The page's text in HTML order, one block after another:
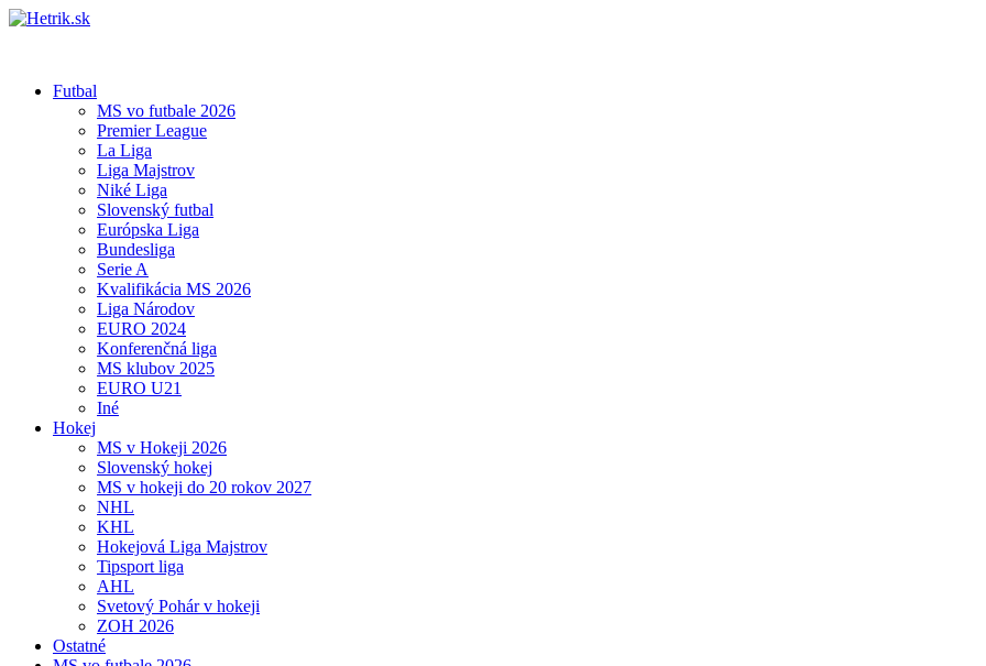
Futbal
MS vo futbale 2026
Premier League
La Liga
Liga Majstrov
Niké Liga
Slovenský futbal
Európska Liga
Bundesliga
Serie A
Kvalifikácia MS 2026
Liga Národov
EURO 2024
Konferenčná liga
MS klubov 2025
EURO U21
Iné
Hokej
MS v Hokeji 2026
Slovenský hokej
MS v hokeji do 20 rokov 2027
NHL
KHL
Hokejová Liga Majstrov
Tipsport liga
AHL
Svetový Pohár v hokeji
ZOH 2026
Ostatné